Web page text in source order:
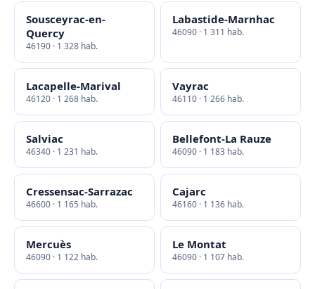
Sousceyrac-en-
Quercy
46190 · 1 328 hab.
Labastide-Marnhac
46090 · 1 311 hab.
Lacapelle-Marival
46120 · 1 268 hab.
Vayrac
46110 · 1 266 hab.
Salviac
46340 · 1 231 hab.
Bellefont-La Rauze
46090 · 1 183 hab.
Cressensac-Sarrazac
46600 · 1 165 hab.
Cajarc
46160 · 1 136 hab.
Mercuès
46090 · 1 122 hab.
Le Montat
46090 · 1 107 hab.